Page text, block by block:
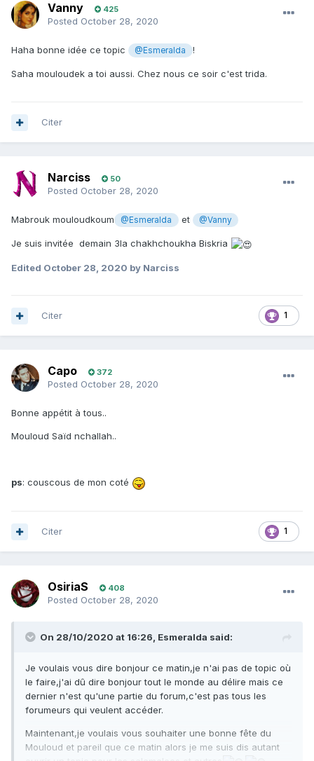
Vanny 425
Posted October 28, 2020
Haha bonne idée ce topic @Esmeralda !
Saha mouloudek a toi aussi. Chez nous ce soir c'est trida.
Citer
Narciss 50
Posted October 28, 2020
Mabrouk mouloudkoum @Esmeralda et @Vanny
Je suis invitée demain 3la chakhchoukha Biskria
Edited October 28, 2020 by Narciss
1
Citer
Capo 372
Posted October 28, 2020
Bonne appétit à tous..
Mouloud Saïd nchallah..
ps: couscous de mon coté
1
Citer
OsiriaS 408
Posted October 28, 2020
On 28/10/2020 at 16:26, Esmeralda said:
Je voulais vous dire bonjour ce matin,je n'ai pas de topic où
le faire,j'ai dû dire bonjour tout le monde au délire mais ce
dernier n'est qu'une partie du forum,c'est pas tous les
forumeurs qui veulent accéder.
Maintenant,je voulais vous souhaiter une bonne fête du
Mouloud et pareil que ce matin alors je me suis dis autant